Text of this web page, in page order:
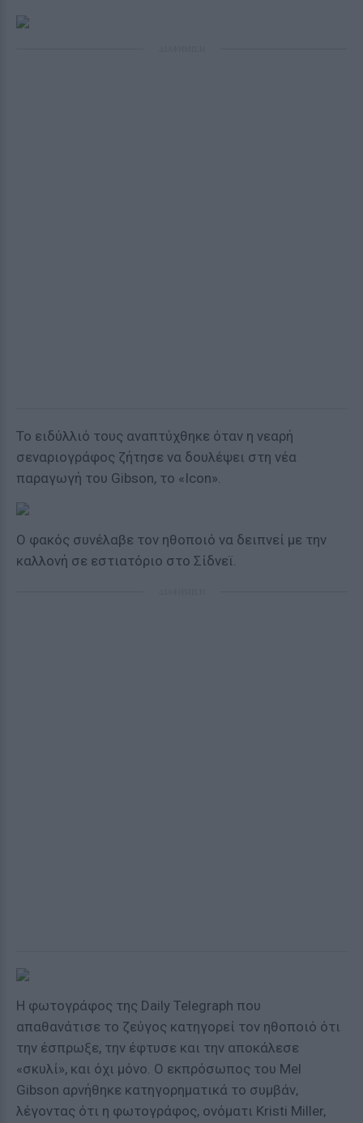
Το ειδύλλιό τους αναπτύχθηκε όταν η νεαρή
σεναριογράφος ζήτησε να δουλέψει στη νέα
παραγωγή του Gibson, το «Icon».
Ο φακός συνέλαβε τον ηθοποιό να δειπνεί με την
καλλονή σε εστιατόριο στο Σίδνεϊ.
Η φωτογράφος της Daily Telegraph που
απαθανάτισε το ζεύγος κατηγορεί τον ηθοποιό ότι
την έσπρωξε, την έφτυσε και την αποκάλεσε
«σκυλί», και όχι μόνο. Ο εκπρόσωπος του Mel
Gibson αρνήθηκε κατηγορηματικά το συμβάν,
λέγοντας ότι η φωτογράφος, ονόματι Kristi Miller,